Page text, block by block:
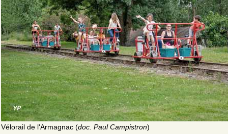
Vélorail de l'Armagnac (doc. Paul Campistron)